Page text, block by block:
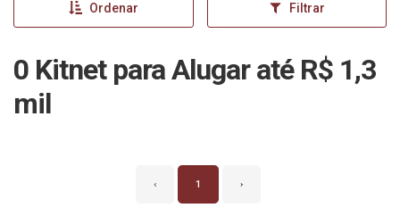
Ordenar Filtrar
0 Kitnet para Alugar até R$ 1,3
mil
‹ 1 ›